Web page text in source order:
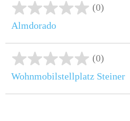
(0)
Almdorado
(0)
Wohnmobilstellplatz Steiner